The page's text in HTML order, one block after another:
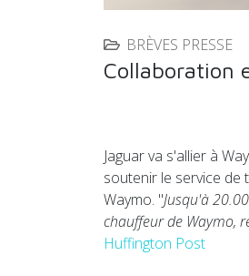
BRÈVES PRESSE
Collaboration
Jaguar va s'allier à
soutenir le service de
Waymo. "Jusqu'à
chauffeur de Waymo,
Huffington Post